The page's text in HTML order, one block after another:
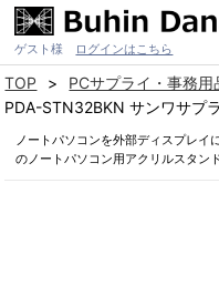
ゲスト様 ログインはこちら
TOP
PCサプライ・事務用
PDA-STN32BKN サンワサプ
ノートパソコンを外部ディスプレイ
のノートパソコン用アクリルスタンド